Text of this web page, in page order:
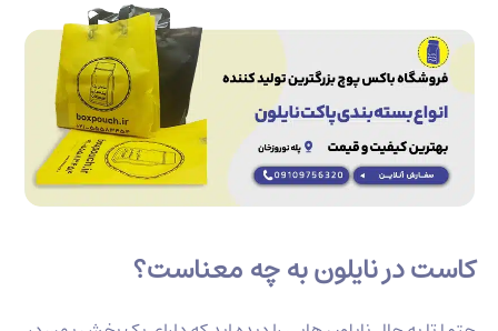
کاست در نایلون به چه معناست؟